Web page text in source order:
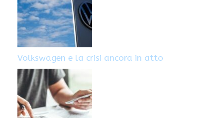
Volkswagen e la crisi ancora in atto